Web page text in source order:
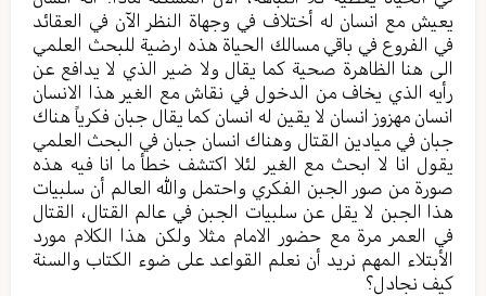
يعيش مع انسان له أختلاف في وجهاة النظر الآن في العقائد
في الفروع في باقي مسالك الحياة هذه ارضية للبحث العلمي
الى هنا الظاهرة صحية كما يقال ولا ضير الذي لا يدافع عن
رأيه الذي يخاف من الدخول في نقاش مع الغير هذا الانسان
انسان مهزوز انسان لا يقين له انسان كما يقال جبان فكرياً هناك
جبان في ميادين القتال وهناك انسان جبان في البحث العلمي
يقول انا لا ابحث مع الغير لئلا اكتشف خطأ ما انا فيه هذه
صورة من صور الجبن الفكري واحتمل والله العالم أن سلبيات
هذا الجبن لا يقل عن سلبيات الجبن في عالم القتال، القتال
في العمر مرة مع حضور الامام مثلا ولكن هذا الكلام مورد
الأبتلاء المهم نريد أن نعلم القواعد على ضوء الكتاب والسنة
كيف نجادل؟